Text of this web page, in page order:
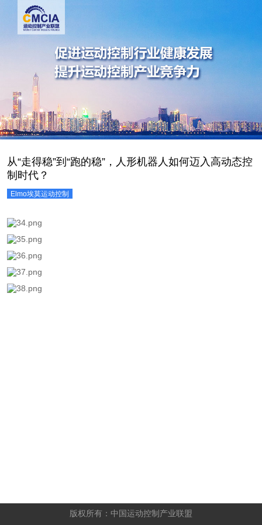
从“走得稳”到“跑的稳”，人形机器人如何迈入高动态控
制时代？
Elmo埃莫运动控制
版权所有：中国运动控制产业联盟